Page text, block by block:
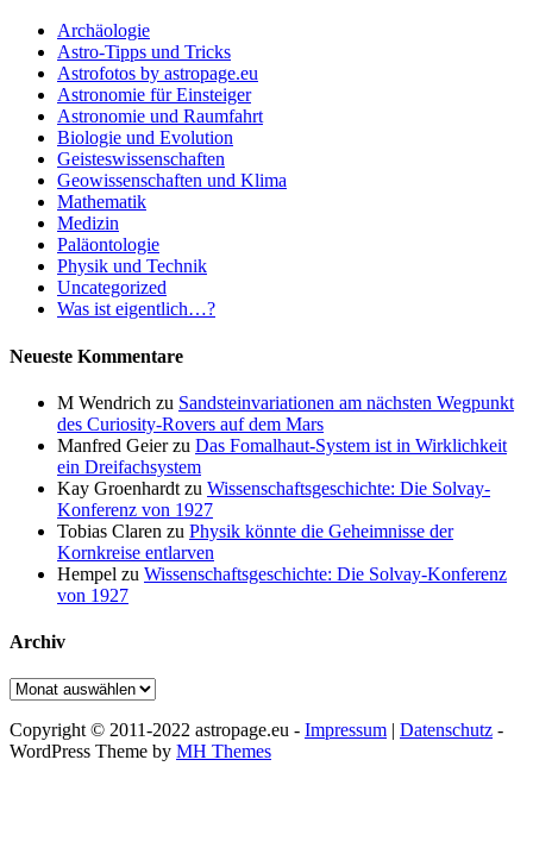
Archäologie
Astro-Tipps und Tricks
Astrofotos by astropage.eu
Astronomie für Einsteiger
Astronomie und Raumfahrt
Biologie und Evolution
Geisteswissenschaften
Geowissenschaften und Klima
Mathematik
Medizin
Paläontologie
Physik und Technik
Uncategorized
Was ist eigentlich…?
Neueste Kommentare
M Wendrich zu Sandsteinvariationen am nächsten Wegpunkt
des Curiosity-Rovers auf dem Mars
Manfred Geierzu Das Fomalhaut-System ist in Wirklichkeit
ein Dreifachsystem
Kay Groenhardt zu Wissenschaftsgeschichte: Die Solvay-
Konferenz von 1927
Tobias Claren zu Physik könnte die Geheimnisse der
Kornkreise entlarven
Hempel zu Wissenschaftsgeschichte: Die Solvay-Konferenz
von 1927
Archiv
Archiv
Copyright © 2011-2022 astropage.eu - Impressum | Datenschutz -
WordPress Theme by MH Themes